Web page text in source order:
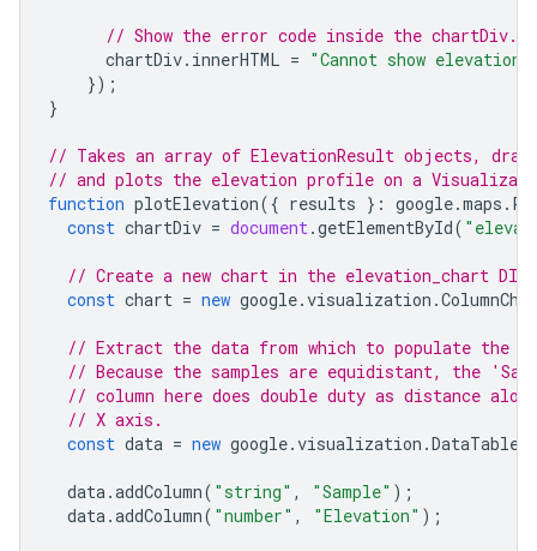
// Show the error code inside the chartDiv.
chartDiv. innerHTML = "Cannot show
});
}
// Takes an array of ElevationResult objects,
// and plots the elevation profile on a
function plotElevation({ results } : google.maps .
const chartDiv = document.getElementById(
// Create a new chart in the elevation_chart DIV.
const chart = new google.visualization .
// Extract the data from which to populate the
// Because the samples are equidistant, the
// column here does double duty as distance
// X axis.
const data = new google.visualization .DataTable
data.addColumn( "string" , "Sample" );
data.addColumn( "number" , "Elevation" );